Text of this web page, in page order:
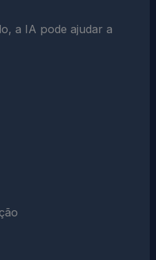
a IA pode ajudar a